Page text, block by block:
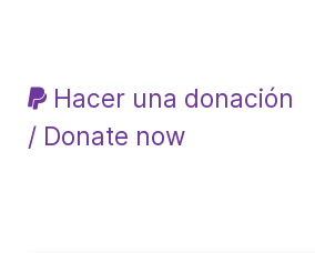
Hacer una donación
/ Donate now